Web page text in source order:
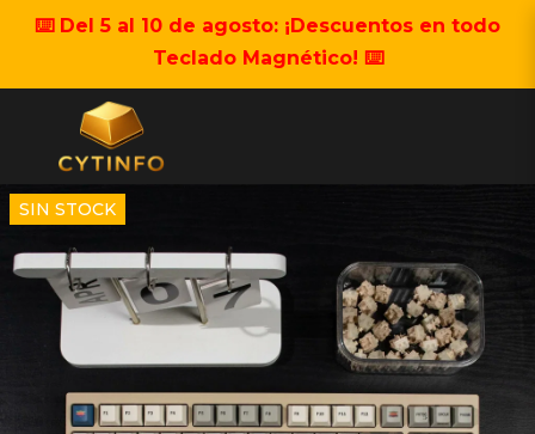
⌨️ Del 5 al 10 de agosto: ¡Descuentos en todo
Teclado Magnético! ⌨️
SIN STOCK